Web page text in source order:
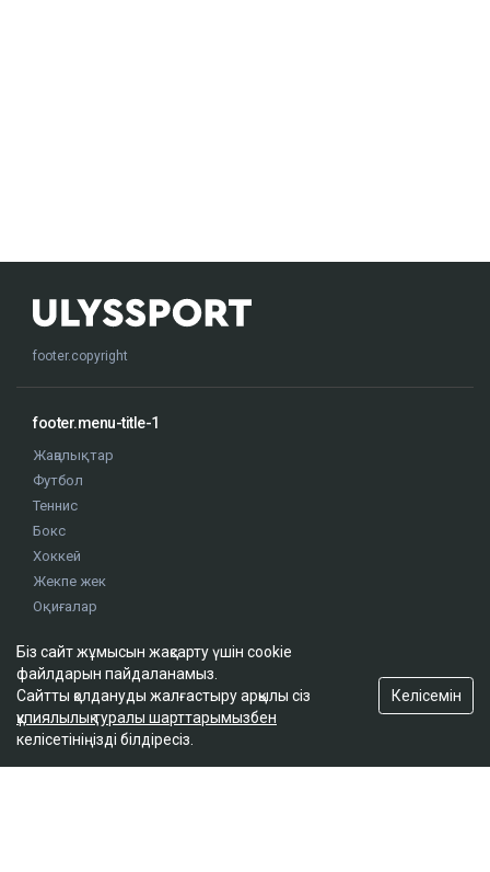
footer.copyright
footer.menu-title-1
Жаңалықтар
Футбол
Теннис
Бокс
Хоккей
Жекпе жек
Оқиғалар
footer.menu-title-2
О проекте
Правила сайта
Біз сайт жұмысын жақсарту үшін cookie
файлдарын пайдаланамыз.
Сайтты қолдануды жалғастыру арқылы сіз
құпиялылық туралы шарттарымызбен
келісетініңізді білдіресіз.
Келісемін